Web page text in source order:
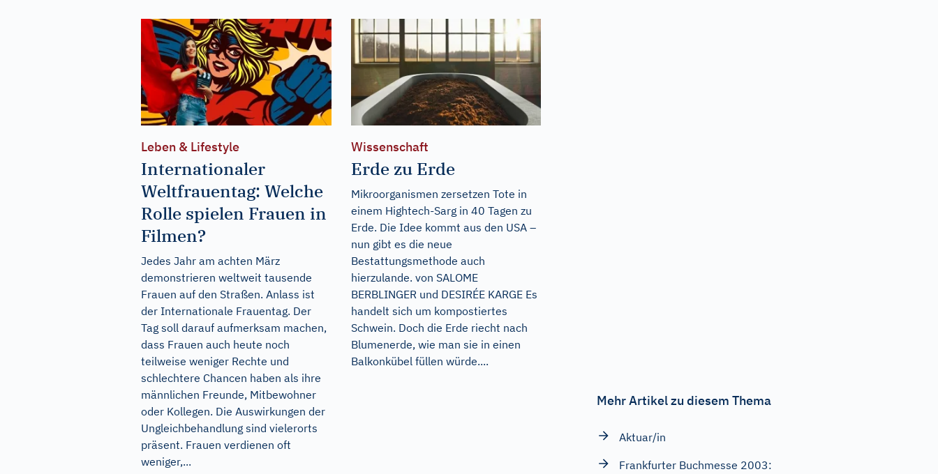
Leben & Lifestyle
Internationaler
Weltfrauentag: Welche
Rolle spielen Frauen in
Filmen?
Jedes Jahr am achten März
demonstrieren weltweit tausende
Frauen auf den Straßen. Anlass ist
der Internationale Frauentag. Der
Tag soll darauf aufmerksam machen,
dass Frauen auch heute noch
teilweise weniger Rechte und
schlechtere Chancen haben als ihre
männlichen Freunde, Mitbewohner
oder Kollegen. Die Auswirkungen der
Ungleichbehandlung sind vielerorts
präsent. Frauen verdienen oft
weniger,...
Wissenschaft
Erde zu Erde
Mikroorganismen zersetzen Tote in
einem Hightech-Sarg in 40 Tagen zu
Erde. Die Idee kommt aus den USA –
nun gibt es die neue
Bestattungsmethode auch
hierzulande. von SALOME
BERBLINGER und DESIRÉE KARGE Es
handelt sich um kompostiertes
Schwein. Doch die Erde riecht nach
Blumenerde, wie man sie in einen
Balkonkübel füllen würde....
Mehr Artikel zu diesem Thema
Aktuar/in
Frankfurter Buchmesse 2003: